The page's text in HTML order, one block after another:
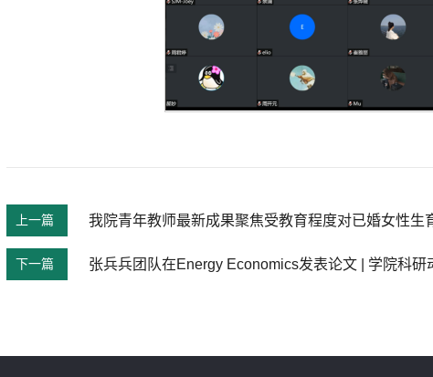
上一篇 我院青年教师最新成果聚焦受教育程度对已婚女性生
下一篇 张兵兵团队在Energy Economics发表论文 | 学院科研